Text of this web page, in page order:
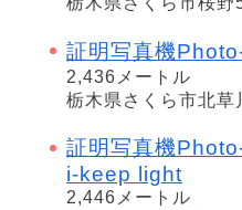
証明写真機
2,436メートル
栃木県さくら市北草
証明写真機
i-keep light
2,446メートル